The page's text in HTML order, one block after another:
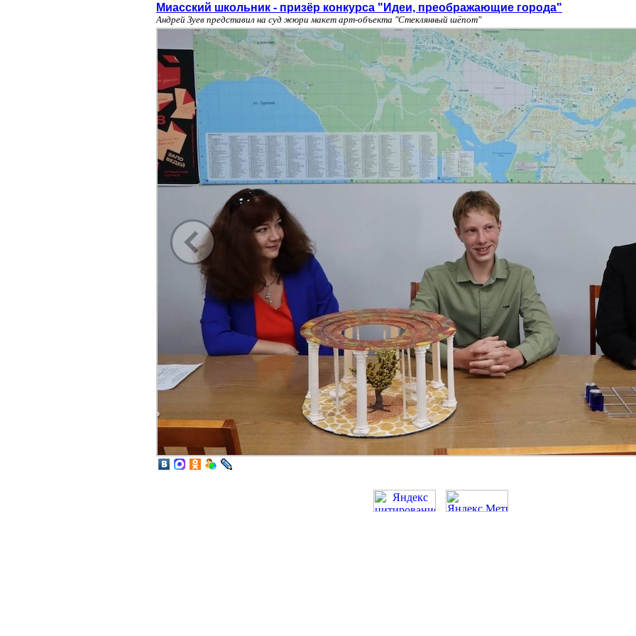
Миасский школьник - призёр конкурса "Идеи, преображающие города"
Андрей Зуев представил на суд жюри макет арт-объекта "Стеклянный шёпот"